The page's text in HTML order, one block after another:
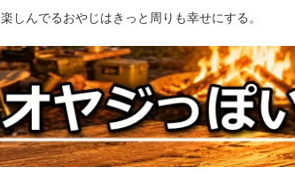
楽しんでるおやじはきっと周りも幸せにする。